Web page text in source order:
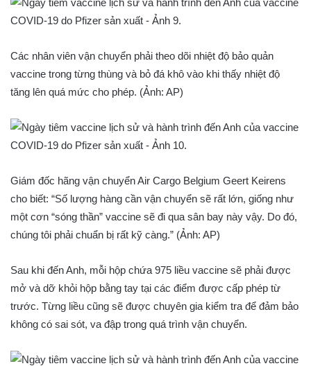
Các nhân viên vận chuyển phải theo dõi nhiệt độ bảo quản
vaccine trong từng thùng và bỏ đá khô vào khi thấy nhiệt độ
tăng lên quá mức cho phép. (Ảnh: AP)
Giám đốc hãng vận chuyển Air Cargo Belgium Geert Keirens
cho biết: “Số lượng hàng cần vận chuyển sẽ rất lớn, giống như
một cơn “sóng thần” vaccine sẽ đi qua sân bay này vậy. Do đó,
chúng tôi phải chuẩn bị rất kỹ càng.” (Ảnh: AP)
Sau khi đến Anh, mỗi hộp chứa 975 liều vaccine sẽ phải được
mở và dỡ khỏi hộp bằng tay tại các điểm được cấp phép từ
trước. Từng liều cũng sẽ được chuyên gia kiểm tra để đảm bảo
không có sai sót, va đập trong quá trình vận chuyển.